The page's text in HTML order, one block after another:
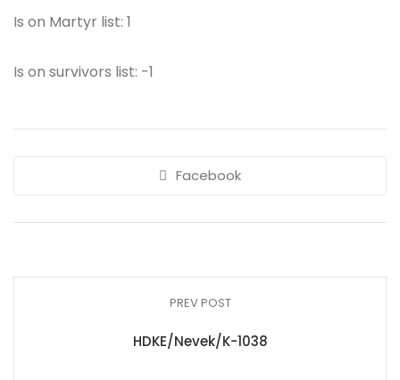
Is on Martyr list: 1
Is on survivors list: -1
Facebook
PREV POST
HDKE/Nevek/K-1038